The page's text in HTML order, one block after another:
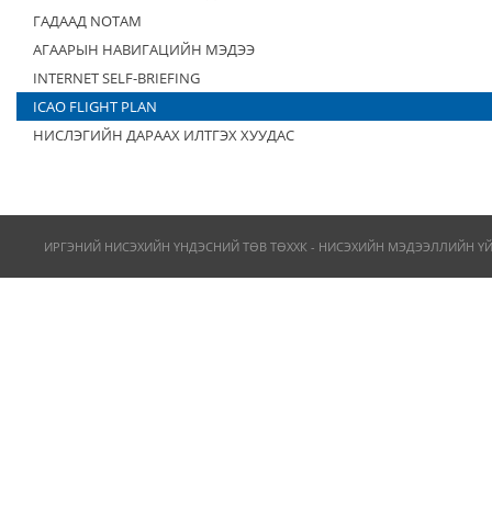
ГАДААД NOTAM
АГААРЫН НАВИГАЦИЙН МЭДЭЭ
INTERNET SELF-BRIEFING
ICAO FLIGHT PLAN
НИСЛЭГИЙН ДАРААХ ИЛТГЭХ ХУУДАС
ИРГЭНИЙ НИСЭХИЙН ҮНДЭСНИЙ ТӨВ ТӨХХК - НИСЭХИЙН МЭДЭЭЛЛИЙН